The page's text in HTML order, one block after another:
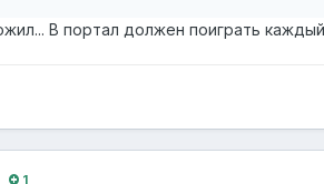
В портал должен поиграть
1